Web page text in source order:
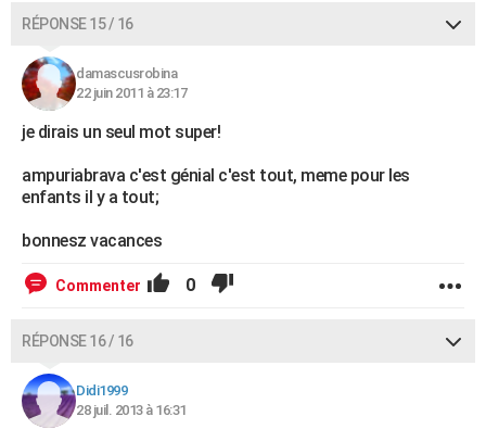
RÉPONSE 15 / 16
damascusrobina
22 juin 2011 à 23:17
je dirais un seul mot super!
ampuriabrava c'est génial c'est tout, meme pour les
enfants il y a tout;
bonnesz vacances
Commenter 0
RÉPONSE 16 / 16
Didi1999
28 juil. 2013 à 16:31